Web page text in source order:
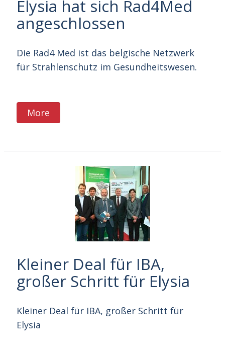
Elysia hat sich Rad4Med
angeschlossen
Die Rad4 Med ist das belgische Netzwerk
für Strahlenschutz im Gesundheitswesen.
More
Kleiner Deal für IBA,
großer Schritt für Elysia
Kleiner Deal für IBA, großer Schritt für
Elysia